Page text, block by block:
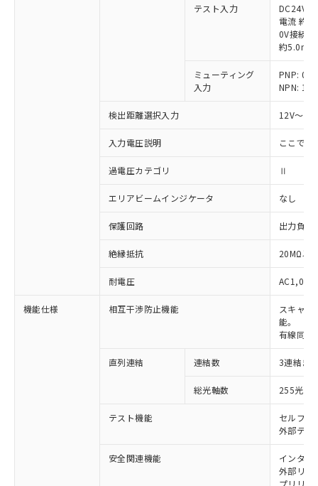
テスト入力
DC24V
電流 約
0V接続
約5.0mA
ミューティング
入力
PNP: 0V
NPN: 1/
検出距離選択入力 12V～Vs
入力電圧説明 ここでの
過電圧カテゴリ Ⅱ
エリアビームインジケータ なし
保護回路 出力負荷
絶縁抵抗 20MΩ以
耐電圧
機能仕様 相互干渉防止機能
スキャ
能。
有線同期
直列連結 連結数 3連結ま
総光軸数 255光軸
テスト機能
セルフテ
外部テス
安全関連機能
インター
外部リレ
プリリセ
ご利用条件
※1 対応状況
対応済み：EU RoHS指令（10物質）の
非含有に対応した製品が提供可能な商品で
有に対応した製品に切り替える予定のある